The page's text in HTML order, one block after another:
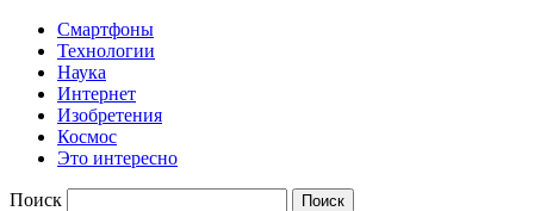
Смартфоны
Технологии
Наука
Интернет
Изобретения
Космос
Это интересно
Поиск